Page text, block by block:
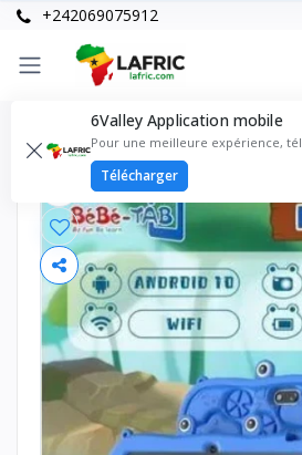
+242069075912
6Valley Application mobile
Pour une meilleure expérience,
Télécharger